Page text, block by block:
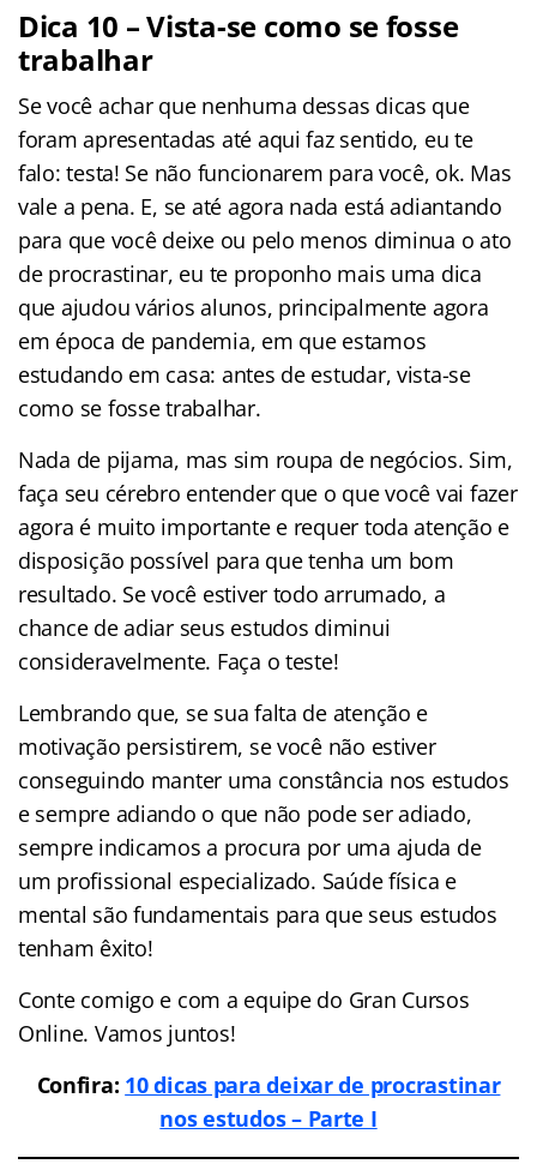
Dica 10 – Vista-se como se fosse
trabalhar
Se você achar que nenhuma dessas dicas que
foram apresentadas até aqui faz sentido, eu te
falo: testa! Se não funcionarem para você, ok. Mas
vale a pena. E, se até agora nada está adiantando
para que você deixe ou pelo menos diminua o ato
de procrastinar, eu te proponho mais uma dica
que ajudou vários alunos, principalmente agora
em época de pandemia, em que estamos
estudando em casa: antes de estudar, vista-se
como se fosse trabalhar.
Nada de pijama, mas sim roupa de negócios. Sim,
faça seu cérebro entender que o que você vai fazer
agora é muito importante e requer toda atenção e
disposição possível para que tenha um bom
resultado. Se você estiver todo arrumado, a
chance de adiar seus estudos diminui
consideravelmente. Faça o teste!
Lembrando que, se sua falta de atenção e
motivação persistirem, se você não estiver
conseguindo manter uma constância nos estudos
e sempre adiando o que não pode ser adiado,
sempre indicamos a procura por uma ajuda de
um profissional especializado. Saúde física e
mental são fundamentais para que seus estudos
tenham êxito!
Conte comigo e com a equipe do Gran Cursos
Online. Vamos juntos!
Confira: 10 dicas para deixar de procrastinar
nos estudos – Parte I